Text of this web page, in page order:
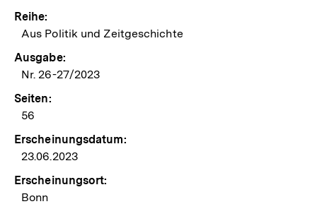
Reihe:
Aus Politik und Zeitgeschichte
Ausgabe:
Nr. 26-27/2023
Seiten:
56
Erscheinungsdatum:
23.06.2023
Erscheinungsort:
Bonn